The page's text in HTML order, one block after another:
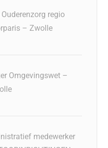
regio
– Zwolle
Omgevingswet –
medewerker